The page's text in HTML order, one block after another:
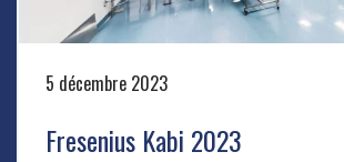
5 décembre 2023
Fresenius Kabi 2023